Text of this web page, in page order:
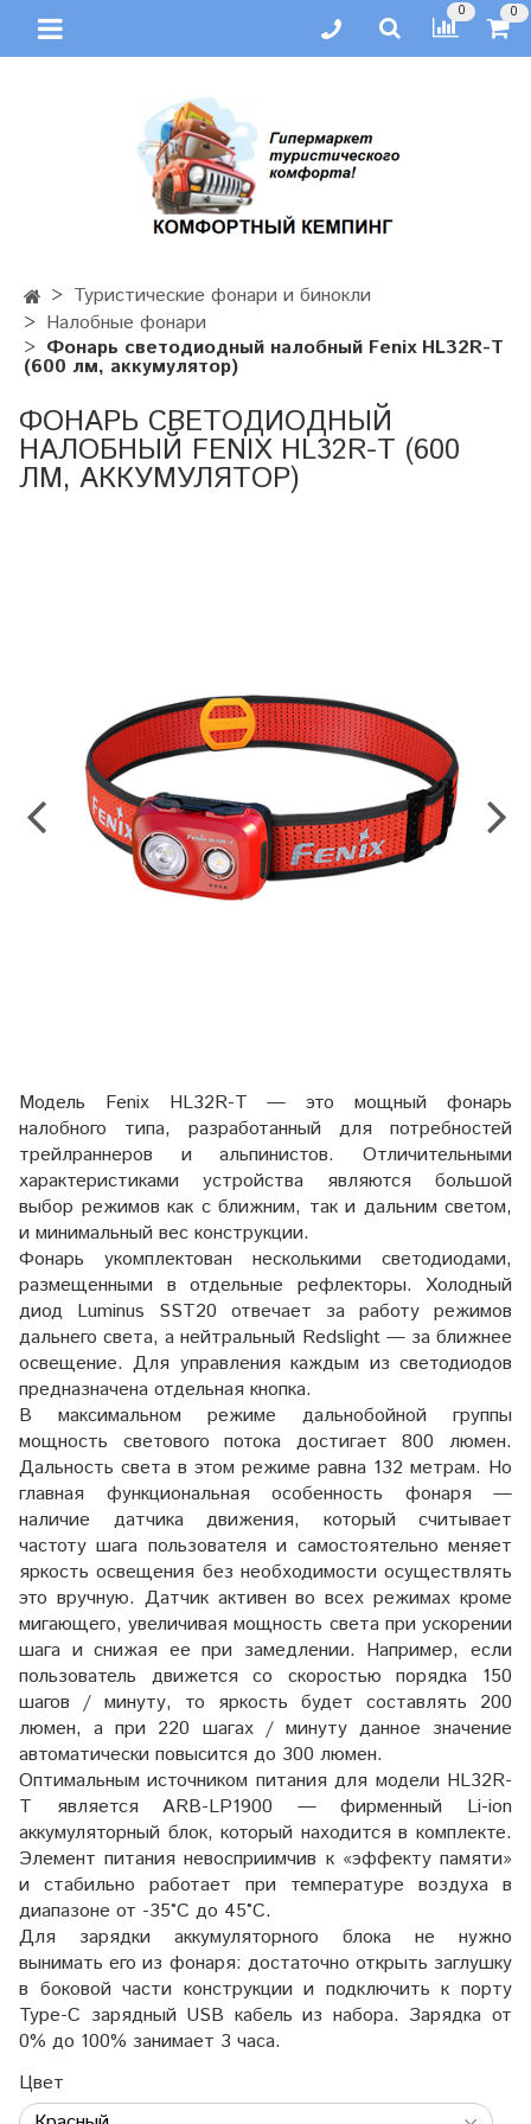
0 0
Туристические фонари и бинокли
Налобные фонари
Фонарь светодиодный налобный Fenix HL32R-T
(600 лм, аккумулятор)
ФОНАРЬ СВЕТОДИОДНЫЙ
НАЛОБНЫЙ FENIX HL32R-T (600
ЛМ, АККУМУЛЯТОР)
Модель Fenix HL32R-T — это мощный фонарь
налобного типа, разработанный для потребностей
трейлраннеров и альпинистов. Отличительными
характеристиками устройства являются большой
выбор режимов как с ближним, так и дальним светом,
и минимальный вес конструкции.
Фонарь укомплектован несколькими светодиодами,
размещенными в отдельные рефлекторы. Холодный
диод Luminus SST20 отвечает за работу режимов
дальнего света, а нейтральный Redslight — за ближнее
освещение. Для управления каждым из светодиодов
предназначена отдельная кнопка.
В максимальном режиме дальнобойной группы
мощность светового потока достигает 800 люмен.
Дальность света в этом режиме равна 132 метрам. Но
главная функциональная особенность фонаря —
наличие датчика движения, который считывает
частоту шага пользователя и самостоятельно меняет
яркость освещения без необходимости осуществлять
это вручную. Датчик активен во всех режимах кроме
мигающего, увеличивая мощность света при ускорении
шага и снижая ее при замедлении. Например, если
пользователь движется со скоростью порядка 150
шагов / минуту, то яркость будет составлять 200
люмен, а при 220 шагах / минуту данное значение
автоматически повысится до 300 люмен.
Оптимальным источником питания для модели HL32R-
T является ARB-LP1900 — фирменный Li-ion
аккумуляторный блок, который находится в комплекте.
Элемент питания невосприимчив к «эффекту памяти»
и стабильно работает при температуре воздуха в
диапазоне от -35°C до 45°C.
Для зарядки аккумуляторного блока не нужно
вынимать его из фонаря: достаточно открыть заглушку
в боковой части конструкции и подключить к порту
Type-C зарядный USB кабель из набора. Зарядка от
0% до 100% занимает 3 часа.
Цвет